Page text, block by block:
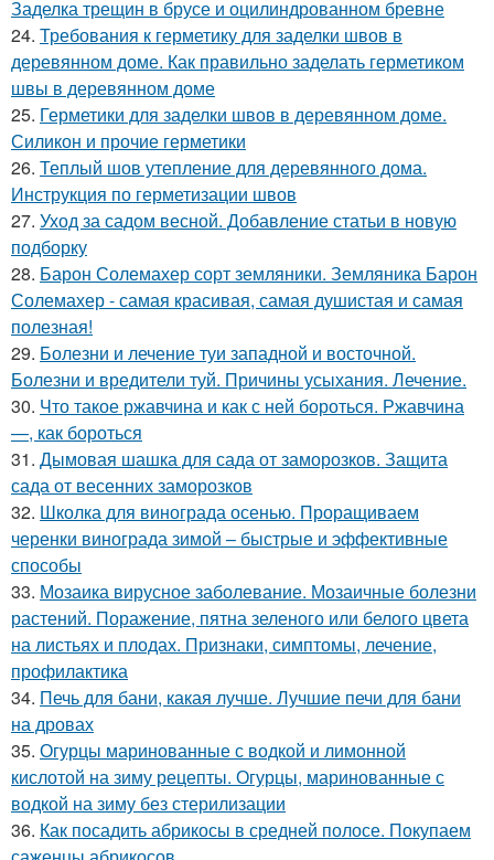
Заделка трещин в брусе и оцилиндрованном бревне
24. Требования к герметику для заделки швов в
деревянном доме. Как правильно заделать герметиком
швы в деревянном доме
25. Герметики для заделки швов в деревянном доме.
Силикон и прочие герметики
26. Теплый шов утепление для деревянного дома.
Инструкция по герметизации швов
27. Уход за садом весной. Добавление статьи в новую
подборку
28. Барон Солемахер сорт земляники. Земляника Барон
Солемахер - самая красивая, самая душистая и самая
полезная!
29. Болезни и лечение туи западной и восточной.
Болезни и вредители туй. Причины усыхания. Лечение.
30. Что такое ржавчина и как с ней бороться. Ржавчина
—, как бороться
31. Дымовая шашка для сада от заморозков. Защита
сада от весенних заморозков
32. Школка для винограда осенью. Проращиваем
черенки винограда зимой – быстрые и эффективные
способы
33. Мозаика вирусное заболевание. Мозаичные болезни
растений. Поражение, пятна зеленого или белого цвета
на листьях и плодах. Признаки, симптомы, лечение,
профилактика
34. Печь для бани, какая лучше. Лучшие печи для бани
на дровах
35. Огурцы маринованные с водкой и лимонной
кислотой на зиму рецепты. Огурцы, маринованные с
водкой на зиму без стерилизации
36. Как посадить абрикосы в средней полосе. Покупаем